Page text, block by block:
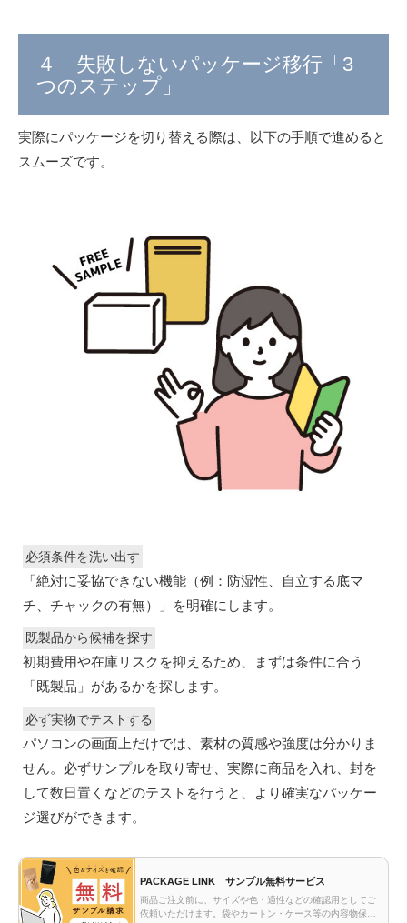
４ 失敗しないパッケージ移行「3
つのステップ」
実際にパッケージを切り替える際は、以下の手順で進めると
スムーズです。
必須条件を洗い出す
「絶対に妥協できない機能（例：防湿性、自立する底マ
チ、チャックの有無）」を明確にします。
既製品から候補を探す
初期費用や在庫リスクを抑えるため、まずは条件に合う
「既製品」があるかを探します。
必ず実物でテストする
パソコンの画面上だけでは、素材の質感や強度は分かりま
せん。必ずサンプルを取り寄せ、実際に商品を入れ、封を
して数日置くなどのテストを行うと、より確実なパッケー
ジ選びができます。
PACKAGE LINK サンプル無料サービス
商品ご注文前に、サイズや色・適性などの確認用としてご
依頼いただけます。袋やカートン・ケース等の内容物保護